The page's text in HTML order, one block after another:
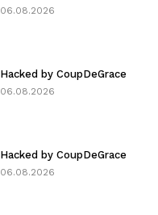
06.08.2026
Hacked by CoupDeGrace
06.08.2026
Hacked by CoupDeGrace
06.08.2026